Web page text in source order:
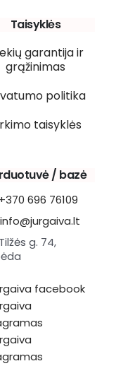
Taisyklės
garantija ir
grąžinimas
politika
taisyklės
/ bazė
+370 696 76109
info@jurgaiva.lt
g. 74,